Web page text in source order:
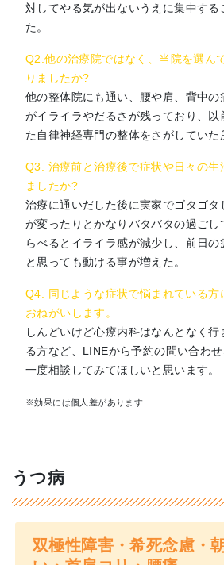
対してやる気が出ないうえに集中する
た。
Q2.他の治療院ではなく、当院を選ん
りましたか?
他の整体院にも通い、腰や肩、背中の
がイライラやだるさが残っており、以
た自律神経専門の整体をさがしていた
Q3. 治療前と治療後で症状や日々の生
ましたか?
治療に通いだした後に実家でゴタゴタ
が変ったりとかなりバタバタの過ごし
らべるとイライラ感が減少し、前日の
と思っても動ける事が増えた。
Q4. 同じような症状で悩まれている方
おねがいします。
しんどいけど心療内科はなんとなく
る方など、LINEから予約の問い合わせ
一度相談してみてほしいと思います。
※効果には個人差があります
うつ病
双極性障害・希死念慮・